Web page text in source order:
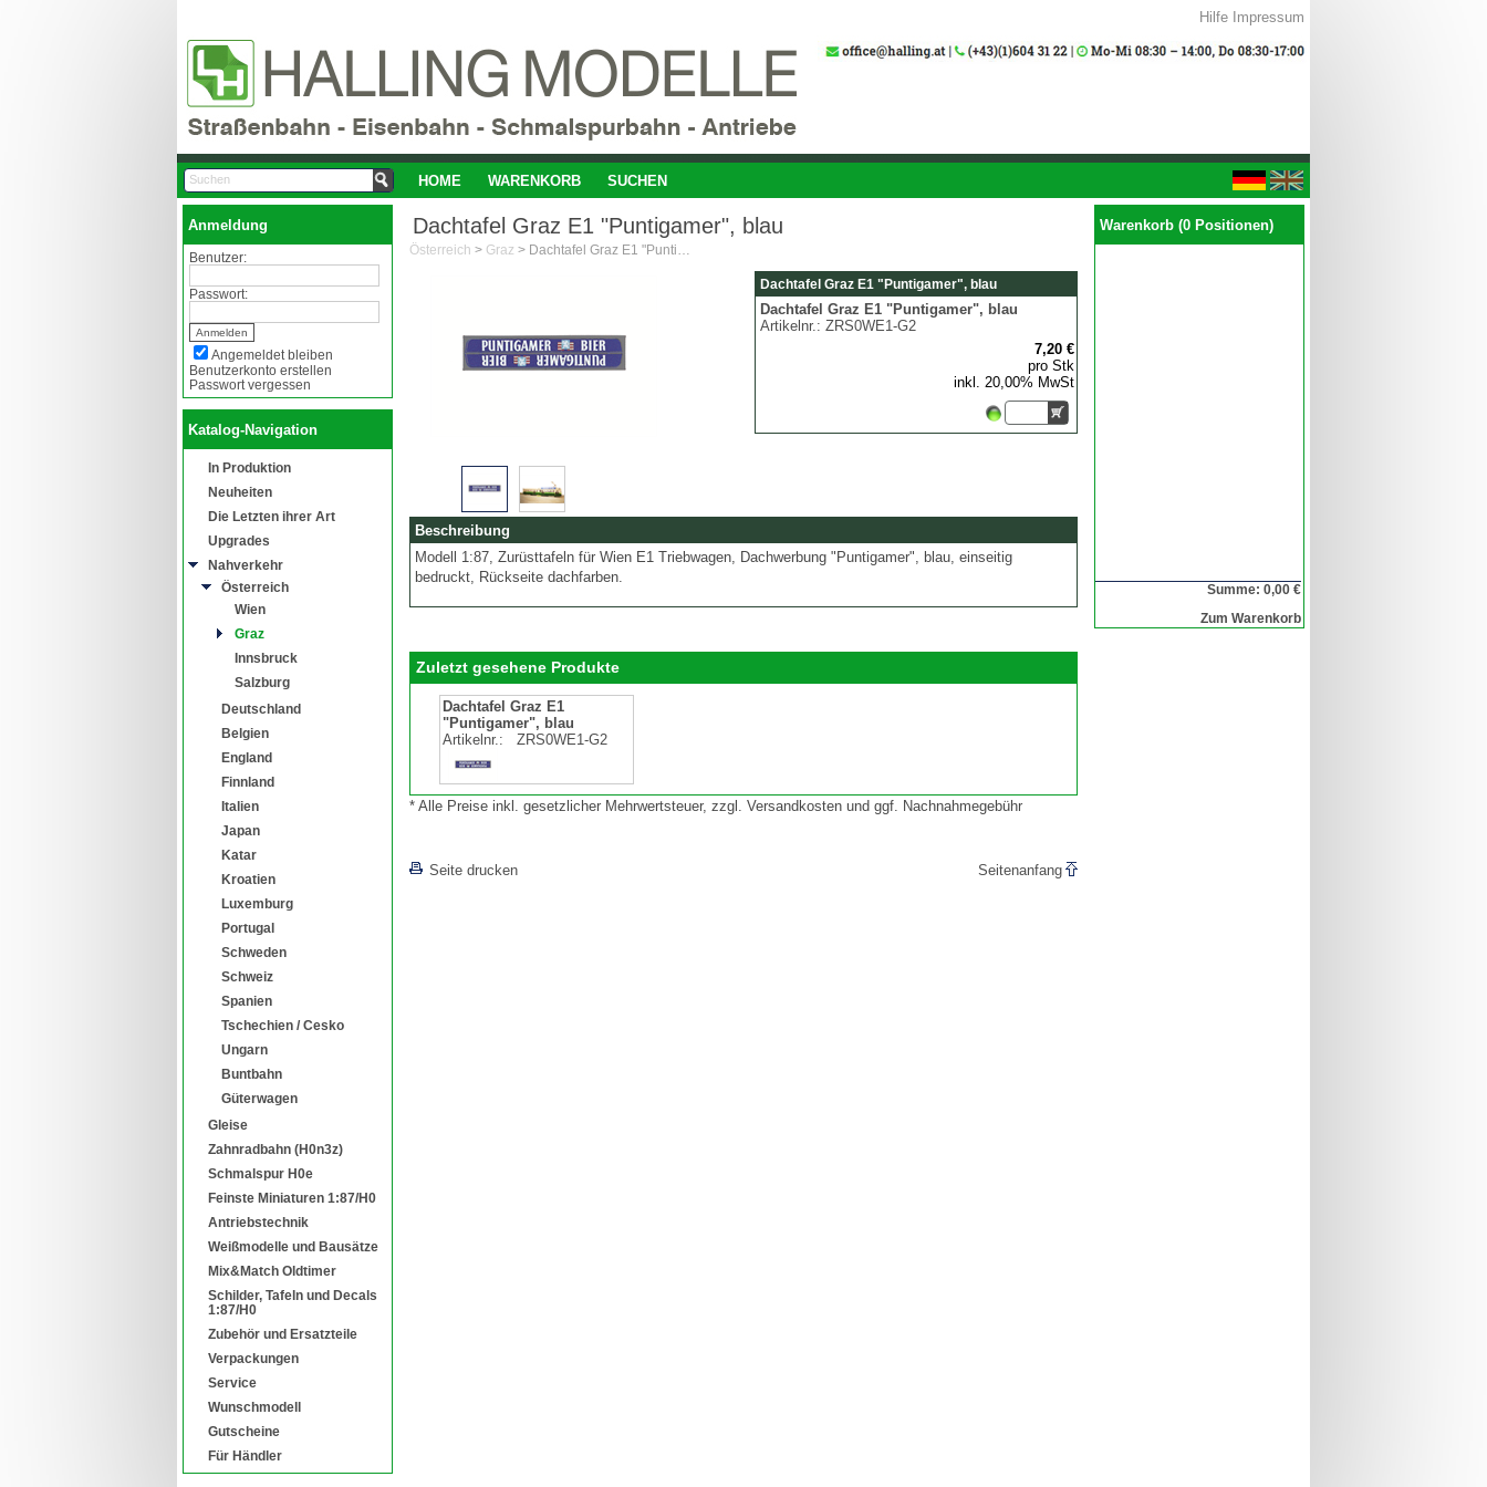
Hilfe Impressum
HOME WARENKORB SUCHEN
Anmeldung
Benutzer:
Passwort:
Angemeldet bleiben
Benutzerkonto erstellen
Passwort vergessen
Katalog-Navigation
In Produktion
Neuheiten
Die Letzten ihrer Art
Upgrades
Nahverkehr
Österreich
Wien
Graz
Innsbruck
Salzburg
Deutschland
Belgien
England
Finnland
Italien
Japan
Katar
Kroatien
Luxemburg
Portugal
Schweden
Schweiz
Spanien
Tschechien / Cesko
Ungarn
Buntbahn
Güterwagen
Gleise
Zahnradbahn (H0n3z)
Schmalspur H0e
Feinste Miniaturen 1:87/H0
Antriebstechnik
Weißmodelle und Bausätze
Mix&Match Oldtimer
Schilder, Tafeln und Decals
1:87/H0
Zubehör und Ersatzteile
Verpackungen
Service
Wunschmodell
Gutscheine
Für Händler
Warenkorb (0 Positionen)
Summe: 0,00 €
Zum Warenkorb
Dachtafel Graz E1 "Puntigamer", blau
Österreich > Graz > Dachtafel Graz E1 "Puntigamer", blau
Dachtafel Graz E1 "Puntigamer", blau
Dachtafel Graz E1 "Puntigamer", blau
Artikelnr.: ZRS0WE1-G2
7,20 €
pro Stk
inkl. 20,00% MwSt
Beschreibung
Modell 1:87, Zurüsttafeln für Wien E1 Triebwagen, Dachwerbung "Puntigamer", blau, einseitig
bedruckt, Rückseite dachfarben.
Zuletzt gesehene Produkte
Dachtafel Graz E1
"Puntigamer", blau
Artikelnr.:
ZRS0WE1-G2
* Alle Preise inkl. gesetzlicher Mehrwertsteuer, zzgl. Versandkosten und ggf. Nachnahmegebühr
Seite drucken Seitenanfang